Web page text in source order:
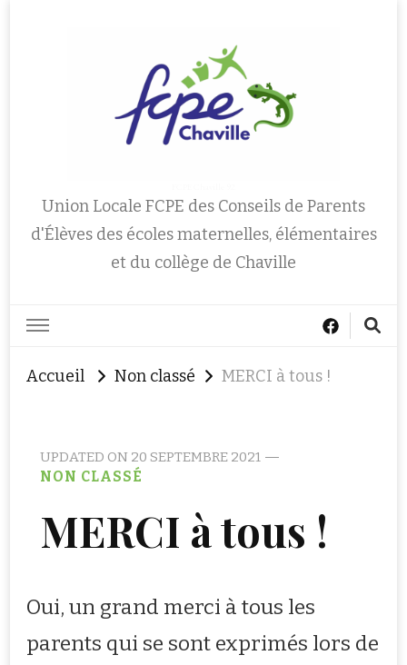
Union Locale FCPE des Conseils de Parents
d'Élèves des écoles maternelles, élémentaires
et du collège de Chaville
Accueil Non classé MERCI à tous !
UPDATED ON 20 SEPTEMBRE 2021
NON CLASSÉ
MERCI à tous !
Oui, un grand merci à tous les
parents qui se sont exprimés lors de